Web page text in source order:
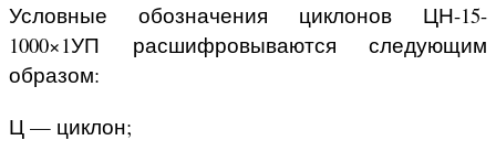
Условные обозначения циклонов ЦН-15-
1000×1УП расшифровываются следующим
образом:
Ц — циклон;